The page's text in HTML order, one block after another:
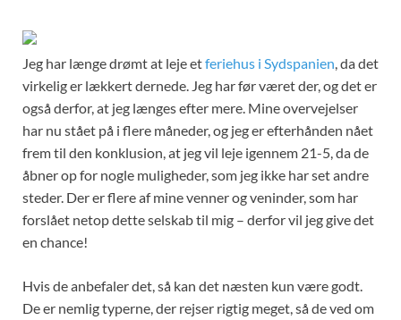
Jeg har længe drømt at leje etferiehus i Sydspanien , da det
virkelig er lækkert dernede. Jeg har før været der, og det er
også derfor, at jeg længes efter mere. Mine overvejelser
har nu stået på i flere måneder, og jeg er efterhånden nået
frem til den konklusion, at jeg vil leje igennem 21-5, da de
åbner op for nogle muligheder, som jeg ikke har set andre
steder. Der er flere af mine venner og veninder, som har
forslået netop dette selskab til mig – derfor vil jeg give det
en chance!
Hvis de anbefaler det, så kan det næsten kun være godt.
De er nemlig typerne, der rejser rigtig meget, så de ved om